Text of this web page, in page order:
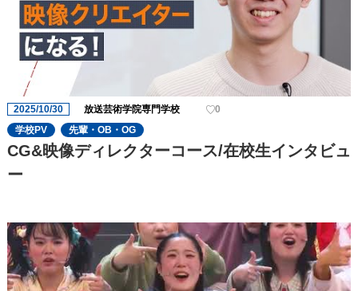
2025/10/30 放送芸術学院専門学校
0
学校PV
先輩・OB・OG
CG&映像ディレクターコース/在校生インタビュ
ー